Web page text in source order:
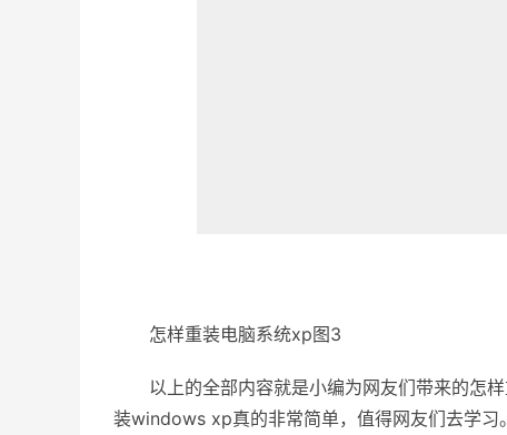
怎样重装电脑系统xp图3
以上的全部内容就是小编为网友们带来的怎样
装windows xp真的非常简单，值得网友们去学习